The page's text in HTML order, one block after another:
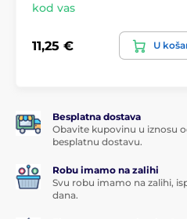
kod vas
11,25 € U
Besplatna dostava
Obavite kupovinu u iznosu
besplatnu dostavu.
Robu imamo na zalihi
Svu robu imamo na zalihi,
dana.